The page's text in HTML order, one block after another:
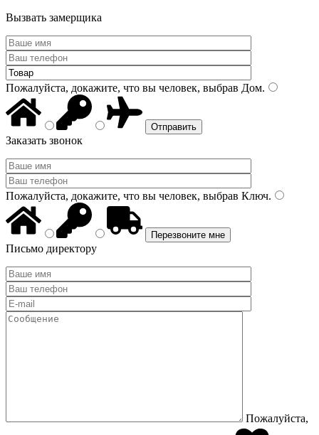
Вызвать замерщика
Пожалуйста, докажите, что вы человек, выбрав Дом.
Заказать звонок
Пожалуйста, докажите, что вы человек, выбрав Ключ.
Письмо директору
Пожалуйста,